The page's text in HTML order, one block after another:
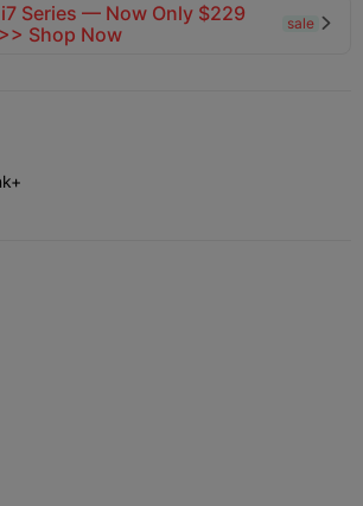
i7 Series — Now Only $229
Shop Now
sale 